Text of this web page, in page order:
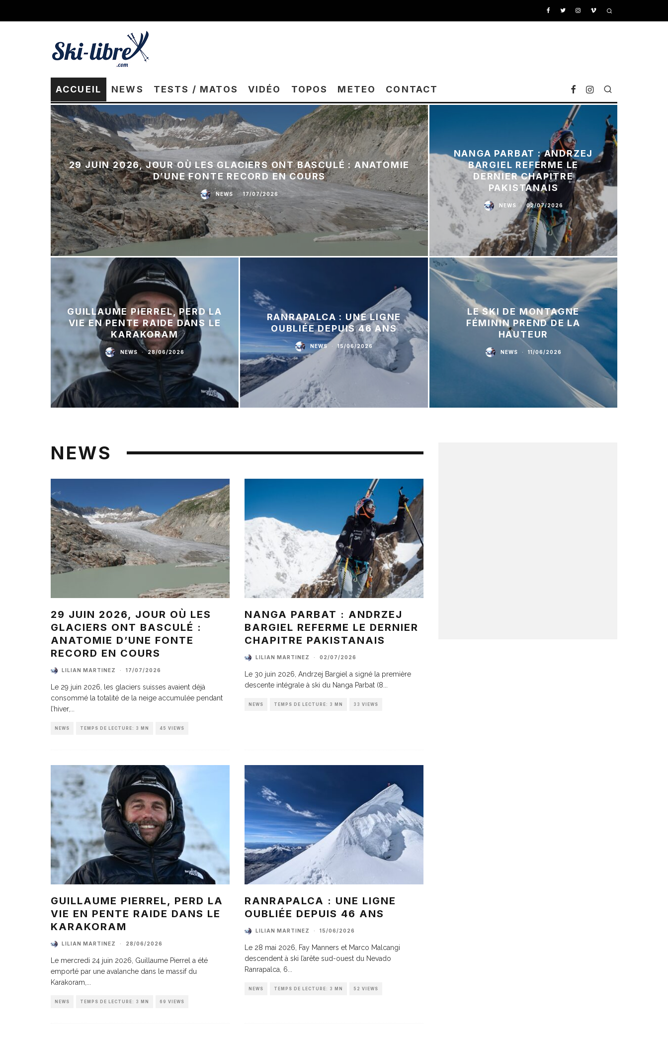
ACCUEIL NEWS TESTS / MATOS VIDÉO TOPOS METEO CONTACT
29 JUIN 2026, JOUR OÙ LES GLACIERS ONT BASCULÉ : ANATOMIE
D’UNE FONTE RECORD EN COURS
NEWS · 17/07/2026
NANGA PARBAT : ANDRZEJ
BARGIEL REFERME LE
DERNIER CHAPITRE
PAKISTANAIS
NEWS · 02/07/2026
GUILLAUME PIERREL, PERD LA
VIE EN PENTE RAIDE DANS LE
KARAKORAM
NEWS · 28/06/2026
RANRAPALCA : UNE LIGNE
OUBLIÉE DEPUIS 46 ANS
NEWS · 15/06/2026
LE SKI DE MONTAGNE
FÉMININ PREND DE LA
HAUTEUR
NEWS · 11/06/2026
NEWS
29 JUIN 2026, JOUR OÙ LES
GLACIERS ONT BASCULÉ :
ANATOMIE D’UNE FONTE
RECORD EN COURS
LILIAN MARTINEZ · 17/07/2026
Le 29 juin 2026, les glaciers suisses avaient déjà
consommé la totalité de la neige accumulée pendant
l’hiver,
NEWS TEMPS DE LECTURE: 3 MN 45 VIEWS
NANGA PARBAT : ANDRZEJ
BARGIEL REFERME LE DERNIER
CHAPITRE PAKISTANAIS
LILIAN MARTINEZ · 02/07/2026
Le 30 juin 2026, Andrzej Bargiel a signé la première
descente intégrale à ski du Nanga Parbat (8
NEWS TEMPS DE LECTURE: 3 MN 33 VIEWS
GUILLAUME PIERREL, PERD LA
VIE EN PENTE RAIDE DANS LE
KARAKORAM
LILIAN MARTINEZ · 28/06/2026
Le mercredi 24 juin 2026, Guillaume Pierrel a été
emporté par une avalanche dans le massif du
Karakoram,
NEWS TEMPS DE LECTURE: 3 MN 69 VIEWS
RANRAPALCA : UNE LIGNE
OUBLIÉE DEPUIS 46 ANS
LILIAN MARTINEZ · 15/06/2026
Le 28 mai 2026, Fay Manners et Marco Malcangi
descendent à ski l’arête sud-ouest du Nevado
Ranrapalca, 6
NEWS TEMPS DE LECTURE: 3 MN 52 VIEWS